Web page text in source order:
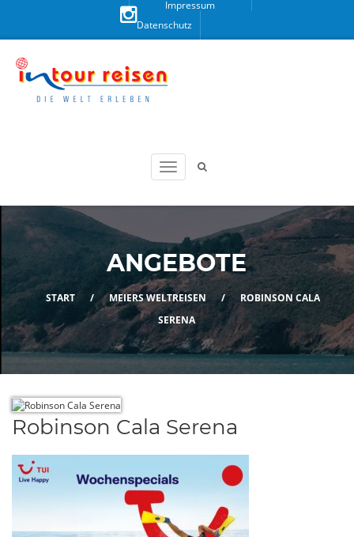
Sie uns
auf
Impressum
Datenschutz
ANGEBOTE
START / MEIERS WELTREISEN /
ROBINSON CALA
SERENA
Robinson Cala Serena